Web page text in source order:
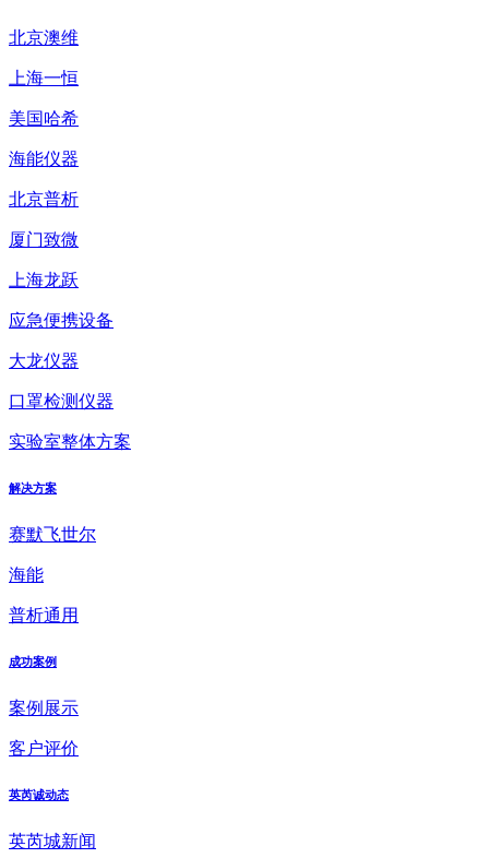
北京澳维
上海一恒
美国哈希
海能仪器
北京普析
厦门致微
上海龙跃
应急便携设备
大龙仪器
口罩检测仪器
实验室整体方案
解决方案
赛默飞世尔
海能
普析通用
成功案例
案例展示
客户评价
英芮诚动态
英芮城新闻